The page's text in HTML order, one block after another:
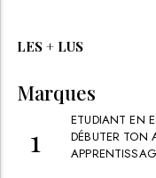
LES + LUS
Marques
ETUDIANT EN
DÉBUTER TON